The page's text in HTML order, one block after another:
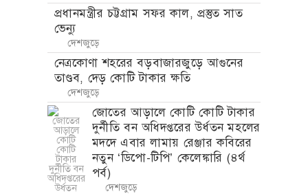
প্রধানমন্ত্রীর চট্টগ্রাম সফর কাল, প্রস্তুত সাত
ভেন্যু
দেশজুড়ে
নেত্রকোণা শহরের বড়বাজারজুড়ে আগুনের
তাণ্ডব, দেড় কোটি টাকার ক্ষতি
দেশজুড়ে
জোতের আড়ালে কোটি কোটি টাকার
দুর্নীতি বন অধিদপ্তরের উর্ধতন মহলের
মদদে এবার লামায় রেঞ্জার কবিরের
নতুন ‘ডিপো-টিপি’ কেলেঙ্কারি (৪র্থ
পর্ব)
দেশজুড়ে